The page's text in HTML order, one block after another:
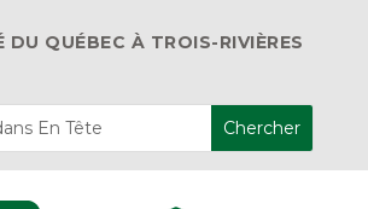
DU QUÉBEC À TROIS-RIVIÈRES